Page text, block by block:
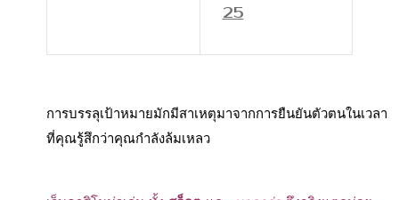
No
ve
er
25
การบรรลุเป้าหมายมักมีสาเหตุมาจากการยืนยันตัวตนในเวลา
ที่คุณรู้สึกว่าคุณกำลังล้มเหลว